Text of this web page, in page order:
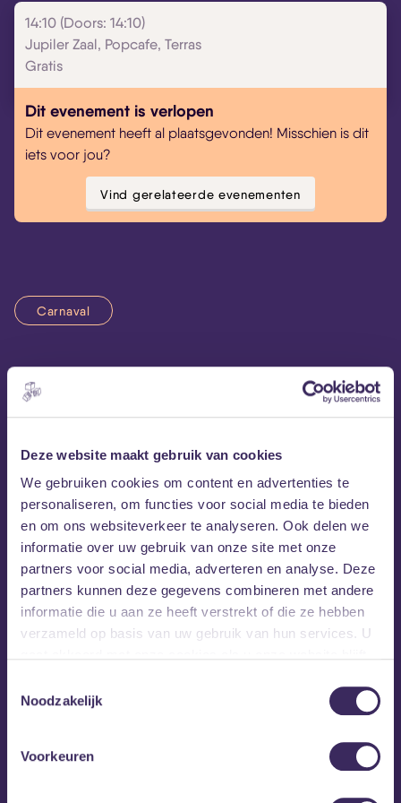
Deze website maakt gebruik van cookies
We gebruiken cookies om content en advertenties te
personaliseren, om functies voor social media te bieden
en om ons websiteverkeer te analyseren. Ook delen we
informatie over uw gebruik van onze site met onze
partners voor social media, adverteren en analyse. Deze
partners kunnen deze gegevens combineren met andere
informatie die u aan ze heeft verstrekt of die ze hebben
verzameld op basis van uw gebruik van hun services. U
Noodzakelijk
Voorkeuren
14:10 (Doors: 14:10)
Jupiler Zaal, Popcafe, Terras
Gratis
Dit evenement is verlopen
Dit evenement heeft al plaatsgevonden! Misschien is dit
iets voor jou?
Vind gerelateerde evenementen
Carnaval
We sluiten het jubileumweekend af met een heerlijke,
nostalgische middag die je niet wilt missen! We
aan Bredase carnavalsmuziek en onvergetelijke
carnavalskrakers. Meezingen gegarandeerd!
Onder leiding van Willem Hartmans nemen Bredase kapellen
en koren je mee op een muzikale reis door de rijke
geschiedenis van ons Kielegatse carnaval. De grote zaal van
MEZZ wordt omgetoverd tot een gezellige setting waar je
comfortabel zit en geniet. Carnavalsliefhebbers van jong tot
oud zijn van harte welkom! Kom genieten van nostalgische
Voor de kinderen en kleinkinderen is er een speciale ruimte